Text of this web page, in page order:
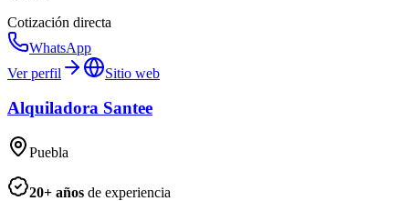
Cotización directa
WhatsApp
Ver perfil
Sitio web
Alquiladora Santee
Puebla
20+ años de experiencia